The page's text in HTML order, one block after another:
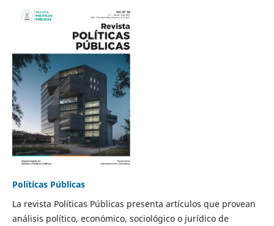
Políticas Públicas
La revista Políticas Públicas presenta artículos que provean
análisis político, económico, sociológico o jurídico de